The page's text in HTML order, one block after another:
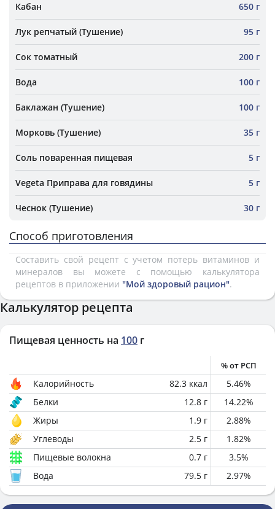
Кабан 650 г
Лук репчатый (Тушение) 95 г
Сок томатный 200 г
Вода 100 г
Баклажан (Тушение) 100 г
Морковь (Тушение) 35 г
Соль поваренная пищевая 5 г
Vegeta Приправа для говядины 5 г
Чеснок (Тушение) 30 г
Способ приготовления
Составить свой рецепт с учетом потерь витаминов и
минералов вы можете с помощью калькулятора
рецептов в приложении "Мой здоровый рацион".
Калькулятор рецепта
Пищевая ценность на 100 г
% от РСП
Калорийность 82.3 ккал 5.46%
Белки
12.8 г 14.22%
Жиры
1.9 г 2.88%
Углеводы
2.5 г 1.82%
Пищевые волокна
0.7 г 3.5%
Вода
79.5 г 2.97%